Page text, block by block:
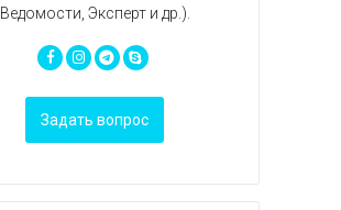
Ведомости, Эксперт и др.).
Задать вопрос